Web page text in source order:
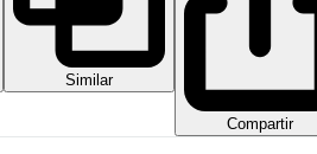
Similar
Compartir